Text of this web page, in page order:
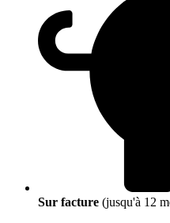
Sur facture (jusqu'à 12